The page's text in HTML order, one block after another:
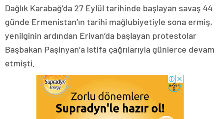
Dağlık Karabağ’da 27 Eylül tarihinde başlayan savaş 44
günde Ermenistan’ın tarihi mağlubiyetiyle sona ermiş,
yenilginin ardından Erivan’da başlayan protestolar
Başbakan Paşinyan’a istifa çağrılarıyla günlerce devam
etmişti.